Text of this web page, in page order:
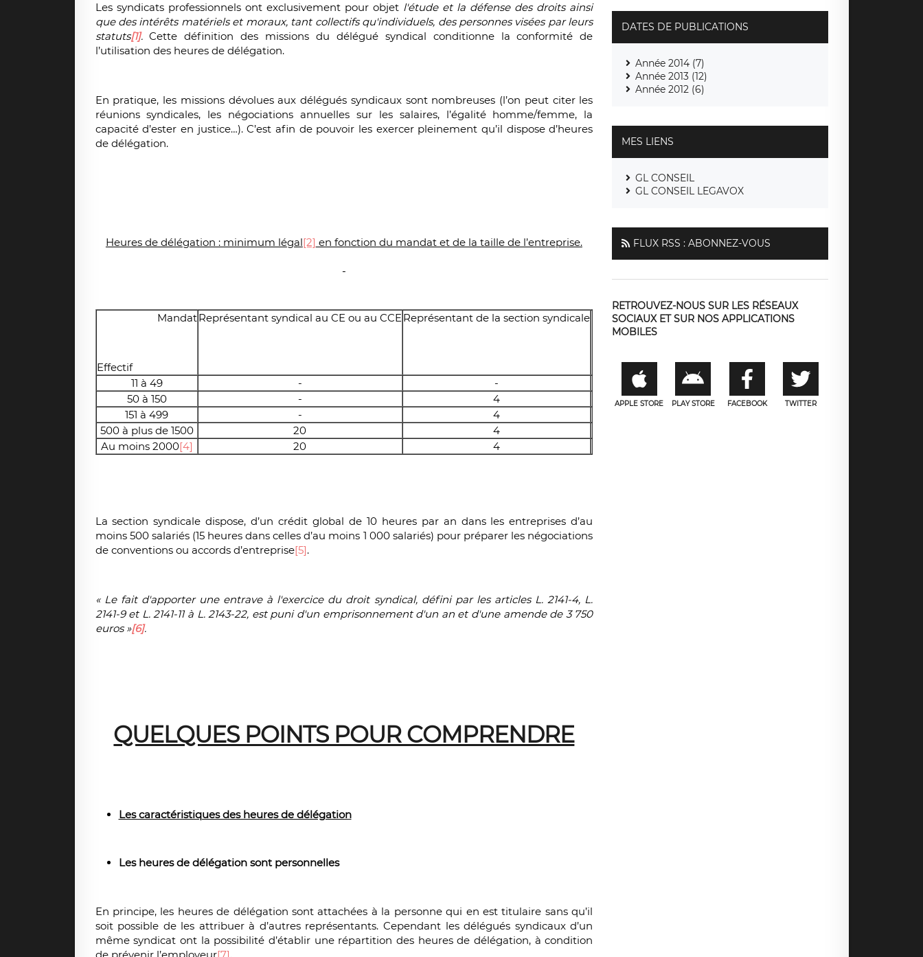
Les syndicats professionnels ont exclusivement pour objet l'étude et la défense des droits ainsi
que des intérêts matériels et moraux, tant collectifs qu'individuels, des personnes visées par leurs
statuts[1].Cette définition des missions du délégué syndical conditionne la conformité de
l’utilisation des heures de délégation.
En pratique, les missions dévolues aux délégués syndicaux sont nombreuses (l’on peut citer les
réunions syndicales, les négociations annuelles sur les salaires, l’égalité homme/femme, la
capacité d’ester en justice…). C’est afin de pouvoir les exercer pleinement qu’il dispose d’heures
de délégation.
Heures de délégation : minimum légal[2] en fonction du mandat et de la taille de l’entreprise.
Mandat
Effectif
Représentant syndical au CE ou au CCEReprésentant de la section syndicale Délégué syndicalDélégué syndical central
11 à 49 - - [3]
-
50 à 150
- 4 10
-
151 à 499
- 4
500 à plus de 1500
20 4
Au moins 2000[4] 20 4
La section syndicale dispose, d’un crédit global de 10 heures par an dans les entreprises d’au
moins 500 salariés (15 heures dans celles d’au moins 1 000 salariés) pour préparer les négociations
de conventions ou accords d’entreprise[5].
« Le fait d'apporter une entrave à l'exercice du droit syndical, défini par les articles L. 2141-4, L.
2141-9 et L. 2141-11 à L. 2143-22, est puni d'un emprisonnement d'un an et d'une amende de 3 750
euros »[6].
QUELQUES POINTS POUR COMPRENDRE
Les caractéristiques des heures de délégation
Les heures de délégation sont personnelles
En principe, les heures de délégation sont attachées à la personne qui en est titulaire sans qu’il
soit possible de les attribuer à d’autres représentants. Cependant les délégués syndicaux d’un
même syndicat ont la possibilité d’établir une répartition des heures de délégation, à condition
DATES DE PUBLICATIONS
Année 2014 (7)
Année 2013 (12)
Année 2012 (6)
MES LIENS
GL CONSEIL
GL CONSEIL LEGAVOX
FLUX RSS : ABONNEZ-VOUS
RETROUVEZ-NOUS SUR LES RÉSEAUX
SOCIAUX ET SUR NOS APPLICATIONS
MOBILES
APPLE STORE PLAY STORE FACEBOOK TWITTER